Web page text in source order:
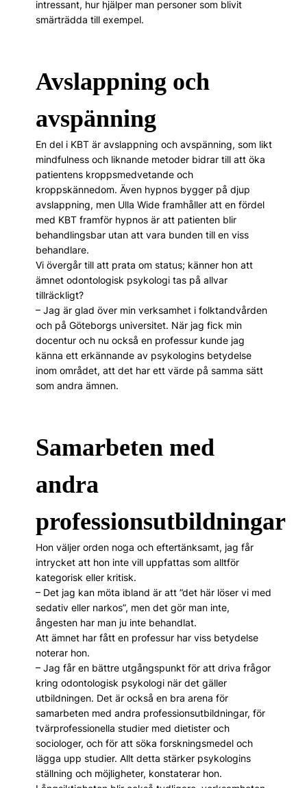
intressant, hur hjälper man personer som blivit
smärträdda till exempel.
Avslappning och
avspänning
En del i KBT är avslappning och avspänning, som likt
mindfulness och liknande metoder bidrar till att öka
patientens kroppsmedvetande och
kroppskännedom. Även hypnos bygger på djup
avslappning, men Ulla Wide framhåller att en fördel
med KBT framför hypnos är att patienten blir
behandlingsbar utan att vara bunden till en viss
behandlare.
Vi övergår till att prata om status; känner hon att
ämnet odontologisk psykologi tas på allvar
tillräckligt?
– Jag är glad över min verksamhet i folktandvården
och på Göteborgs universitet. När jag fick min
docentur och nu också en professur kunde jag
känna ett erkännande av psykologins betydelse
inom området, att det har ett värde på samma sätt
som andra ämnen.
Samarbeten med
andra
professionsutbildningar
Hon väljer orden noga och eftertänksamt, jag får
intrycket att hon inte vill uppfattas som alltför
kategorisk eller kritisk.
– Det jag kan möta ibland är att ”det här löser vi med
sedativ eller narkos”, men det gör man inte,
ångesten har man ju inte behandlat.
Att ämnet har fått en professur har viss betydelse
noterar hon.
– Jag får en bättre utgångspunkt för att driva frågor
kring odontologisk psykologi när det gäller
utbildningen. Det är också en bra arena för
samarbeten med andra professionsutbildningar, för
tvärprofessionella studier med dietister och
sociologer, och för att söka forskningsmedel och
lägga upp studier. Allt detta stärker psykologins
ställning och möjligheter, konstaterar hon.